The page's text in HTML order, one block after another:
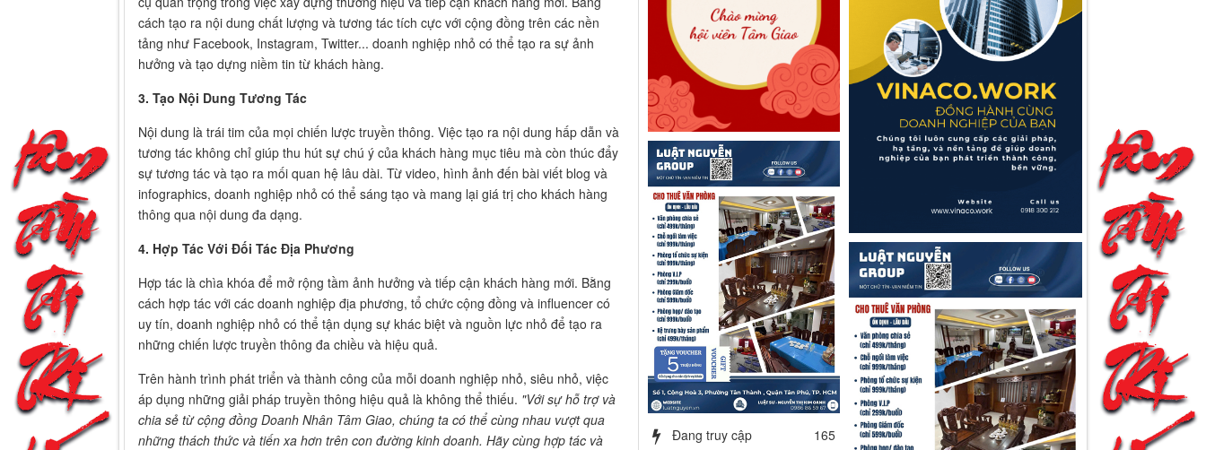
cách tạo ra nội dung chất lượng và tương tác tích cực với cộng đồng trên các nền
tảng như Facebook, Instagram, Twitter... doanh nghiệp nhỏ có thể tạo ra sự ảnh
hưởng và tạo dựng niềm tin từ khách hàng.
3. Tạo Nội Dung Tương Tác
Nội dung là trái tim của mọi chiến lược truyền thông. Việc tạo ra nội dung hấp dẫn và
tương tác không chỉ giúp thu hút sự chú ý của khách hàng mục tiêu mà còn thúc đẩy
sự tương tác và tạo ra mối quan hệ lâu dài. Từ video, hình ảnh đến bài viết blog và
infographics, doanh nghiệp nhỏ có thể sáng tạo và mang lại giá trị cho khách hàng
thông qua nội dung đa dạng.
4. Hợp Tác Với Đối Tác Địa Phương
Hợp tác là chìa khóa để mở rộng tầm ảnh hưởng và tiếp cận khách hàng mới. Bằng
cách hợp tác với các doanh nghiệp địa phương, tổ chức cộng đồng và influencer có
uy tín, doanh nghiệp nhỏ có thể tận dụng sự khác biệt và nguồn lực nhỏ để tạo ra
những chiến lược truyền thông đa chiều và hiệu quả.
Trên hành trình phát triển và thành công của mỗi doanh nghiệp nhỏ, siêu nhỏ, việc
áp dụng những giải pháp truyền thông hiệu quả là không thể thiếu. "Với sự hỗ trợ và
chia sẻ từ cộng đồng Doanh Nhân Tâm Giao, chúng ta có thể cùng nhau vượt qua
những thách thức và tiến xa hơn trên con đường kinh doanh. Hãy cùng hợp tác và
Đang truy cập
165